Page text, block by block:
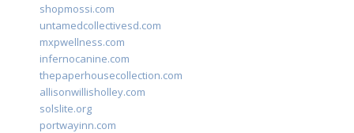
shopmossi.com
untamedcollectivesd.com
mxpwellness.com
infernocanine.com
thepaperhousecollection.com
allisonwillisholley.com
solslite.org
portwayinn.com